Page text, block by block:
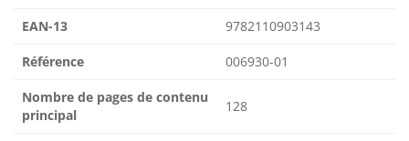
EAN-13 9782110903143
Référence 006930-01
Nombre de pages de contenu
principal
128